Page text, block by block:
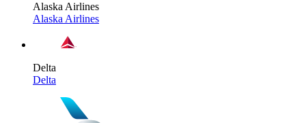
Alaska Airlines
Alaska Airlines
Delta
Delta